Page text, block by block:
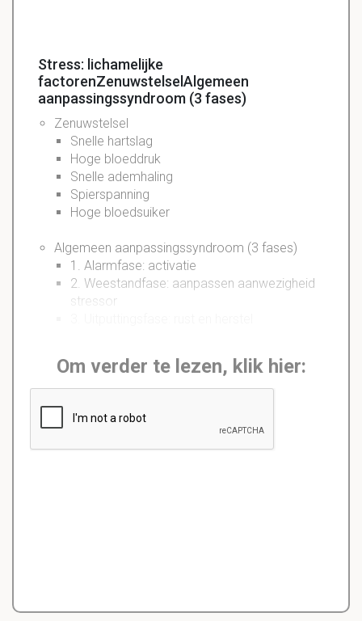
Stress: lichamelijke
factorenZenuwstelselAlgemeen
aanpassingssyndroom (3 fases)
Zenuwstelsel
Snelle hartslag
Hoge bloeddruk
Snelle ademhaling
Spierspanning
Hoge bloedsuiker
Algemeen aanpassingssyndroom (3 fases)
1. Alarmfase: activatie
2. Weestandfase: aanpassen aanwezigheid
stressor
Om verder te lezen, klik hier: